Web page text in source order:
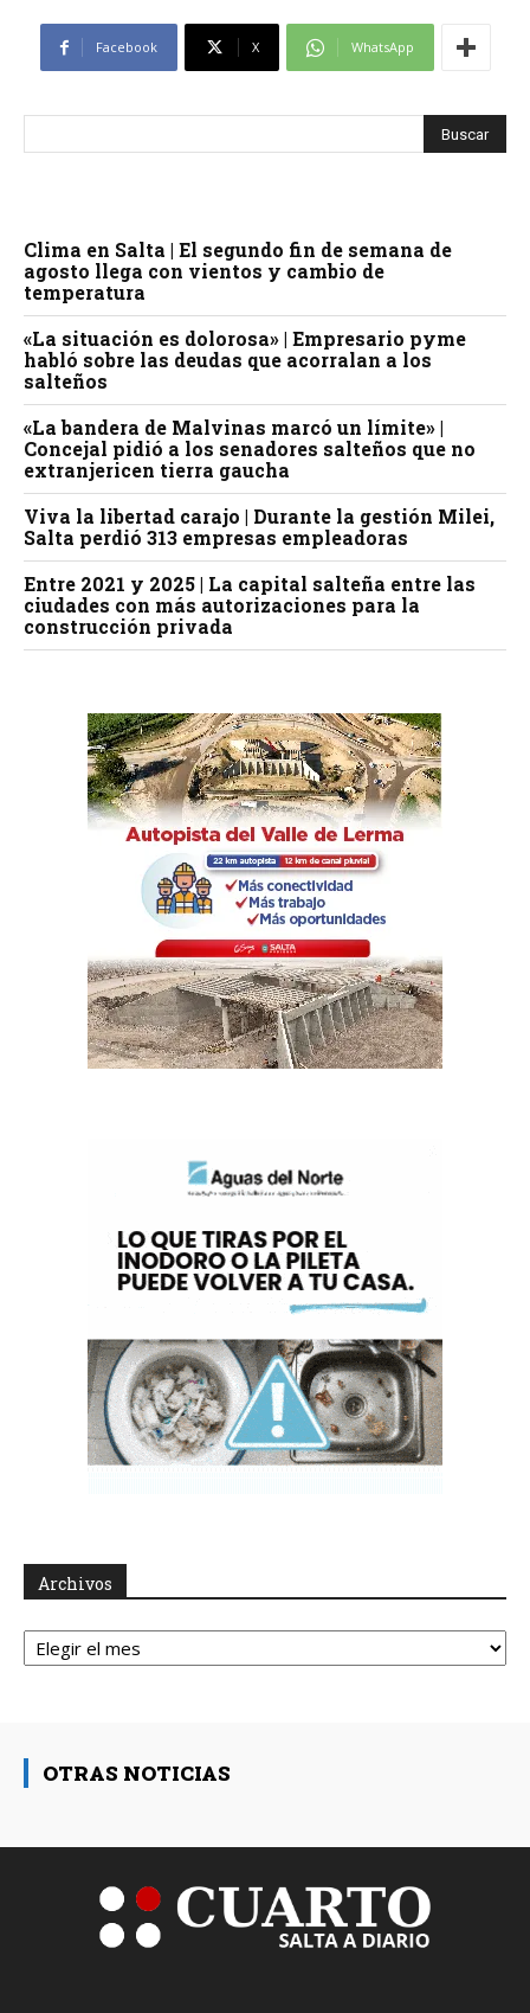
Facebook X WhatsApp
Clima en Salta | El segundo fin de semana de
agosto llega con vientos y cambio de
temperatura
«La situación es dolorosa» | Empresario pyme
habló sobre las deudas que acorralan a los
salteños
«La bandera de Malvinas marcó un límite» |
Concejal pidió a los senadores salteños que no
extranjericen tierra gaucha
Viva la libertad carajo | Durante la gestión Milei,
Salta perdió 313 empresas empleadoras
Entre 2021 y 2025 | La capital salteña entre las
ciudades con más autorizaciones para la
construcción privada
Archivos
Archivos
OTRAS NOTICIAS